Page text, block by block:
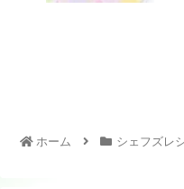
ホーム シェフズレ